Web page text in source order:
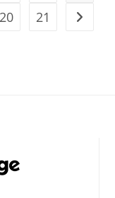
20
21 Aller à